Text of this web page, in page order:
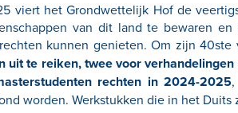
viert het Grondwettelijk Hof de
van dit land te bewaren
kunnen genieten. Om zijn
uit te reiken, twee voor
rechten in 2024-2025
worden. Werkstukken die in het